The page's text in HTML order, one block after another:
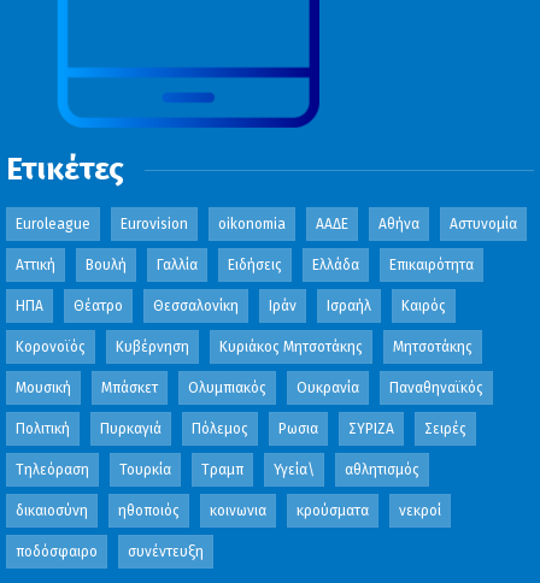
Ετικέτες
Euroleague Eurovision oikonomia ΑΑΔΕ Αθήνα Αστυνομία
Αττική Βουλή Γαλλία Ειδήσεις Ελλάδα Επικαιρότητα
ΗΠΑ Θέατρο Θεσσαλονίκη Ιράν Ισραήλ Καιρός
Κορονοϊός Κυβέρνηση Κυριάκος Μητσοτάκης Μητσοτάκης
Μουσική Μπάσκετ Ολυμπιακός Ουκρανία Παναθηναϊκός
Πολιτική Πυρκαγιά Πόλεμος Ρωσια ΣΥΡΙΖΑ Σειρές
Τηλεόραση Τουρκία Τραμπ Υγεία\ αθλητισμός
δικαιοσύνη ηθοποιός κοινωνια κρούσματα νεκροί
ποδόσφαιρο συνέντευξη